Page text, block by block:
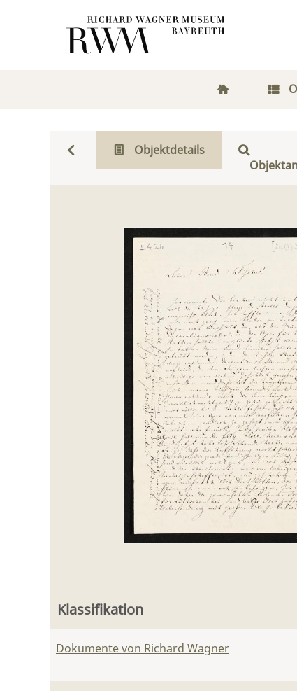
Objektdetails
Klassifikation
Dokumente von Richard Wagner